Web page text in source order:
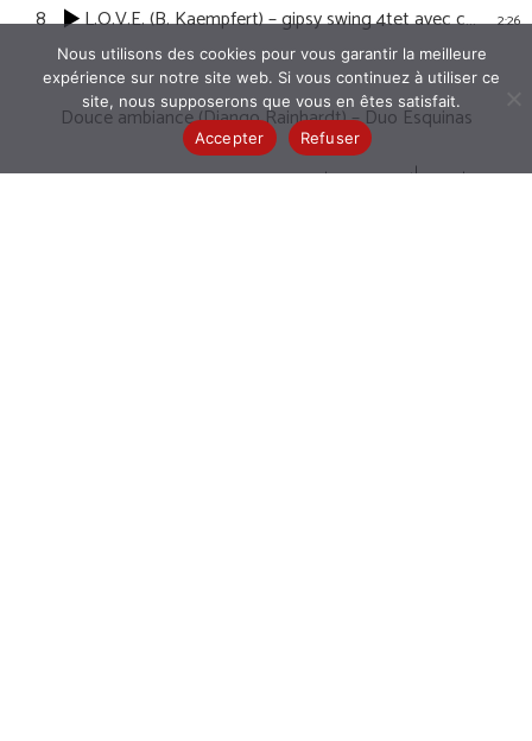
8 L.O.V.E. (B. Kaempfert) – gipsy swing 4tet avec chanteuse jazz 2:26
Douce ambiance (Django Rainhardt) – Duo Esquinas
Nous utilisons des cookies pour vous garantir la meilleure
expérience sur notre site web. Si vous continuez à utiliser ce
site, nous supposerons que vous en êtes satisfait.
Accepter
Refuser